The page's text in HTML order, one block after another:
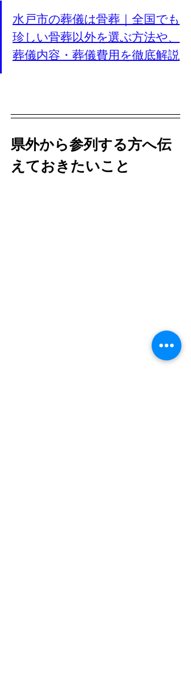
水戸市の葬儀は骨葬｜全国でも
珍しい骨葬以外を選ぶ方法や、
葬儀内容・葬儀費用を徹底解説
県外から参列する方へ伝
えておきたいこと